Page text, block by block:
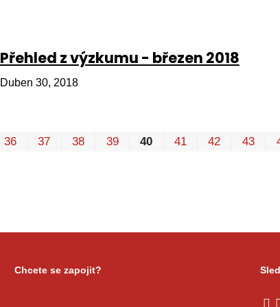
Přehled z výzkumu - březen 2018
Duben 30, 2018
36 37 38 39 40 41 42 43
Chcete se zapojit?